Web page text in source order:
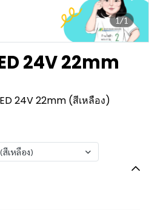
1/1
24V 22mm
24V 22mm (สีเหลือง)
เหลือง)